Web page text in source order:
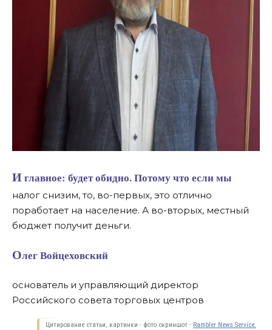
И главное: будет обидно. Потому что если мы
налог снизим, то, во-первых, это отлично
поработает на население. А во-вторых, местный
бюджет получит деньги.
Олег Войцеховский
основатель и управляющий директор
Российского совета торговых центров
Цитирование статьи, картинки - фото скриншот - Rambler News Service.